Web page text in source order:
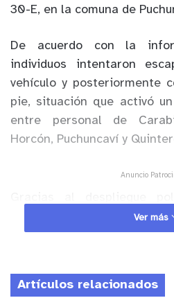
30-E, en la comuna de
De acuerdo con la
individuos intentaron
vehículo y posteriormente
pie, situación que activó
entre personal de
Horcón, Puchuncaví y
Anuncio
fueron capturados y
Ministerio Público
En el operativo,
Ver más
Artículos relacionados